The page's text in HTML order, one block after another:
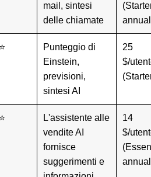
mail, sintesi
delle chiamate
Punteggio di
Einstein,
previsioni,
sintesi AI
25
$/
L'assistente alle
vendite AI
fornisce
suggerimenti e
14
$/